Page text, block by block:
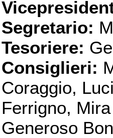
Segretario:
Tesoriere:
Consiglieri:
Coraggio,
Ferrigno,
Generoso